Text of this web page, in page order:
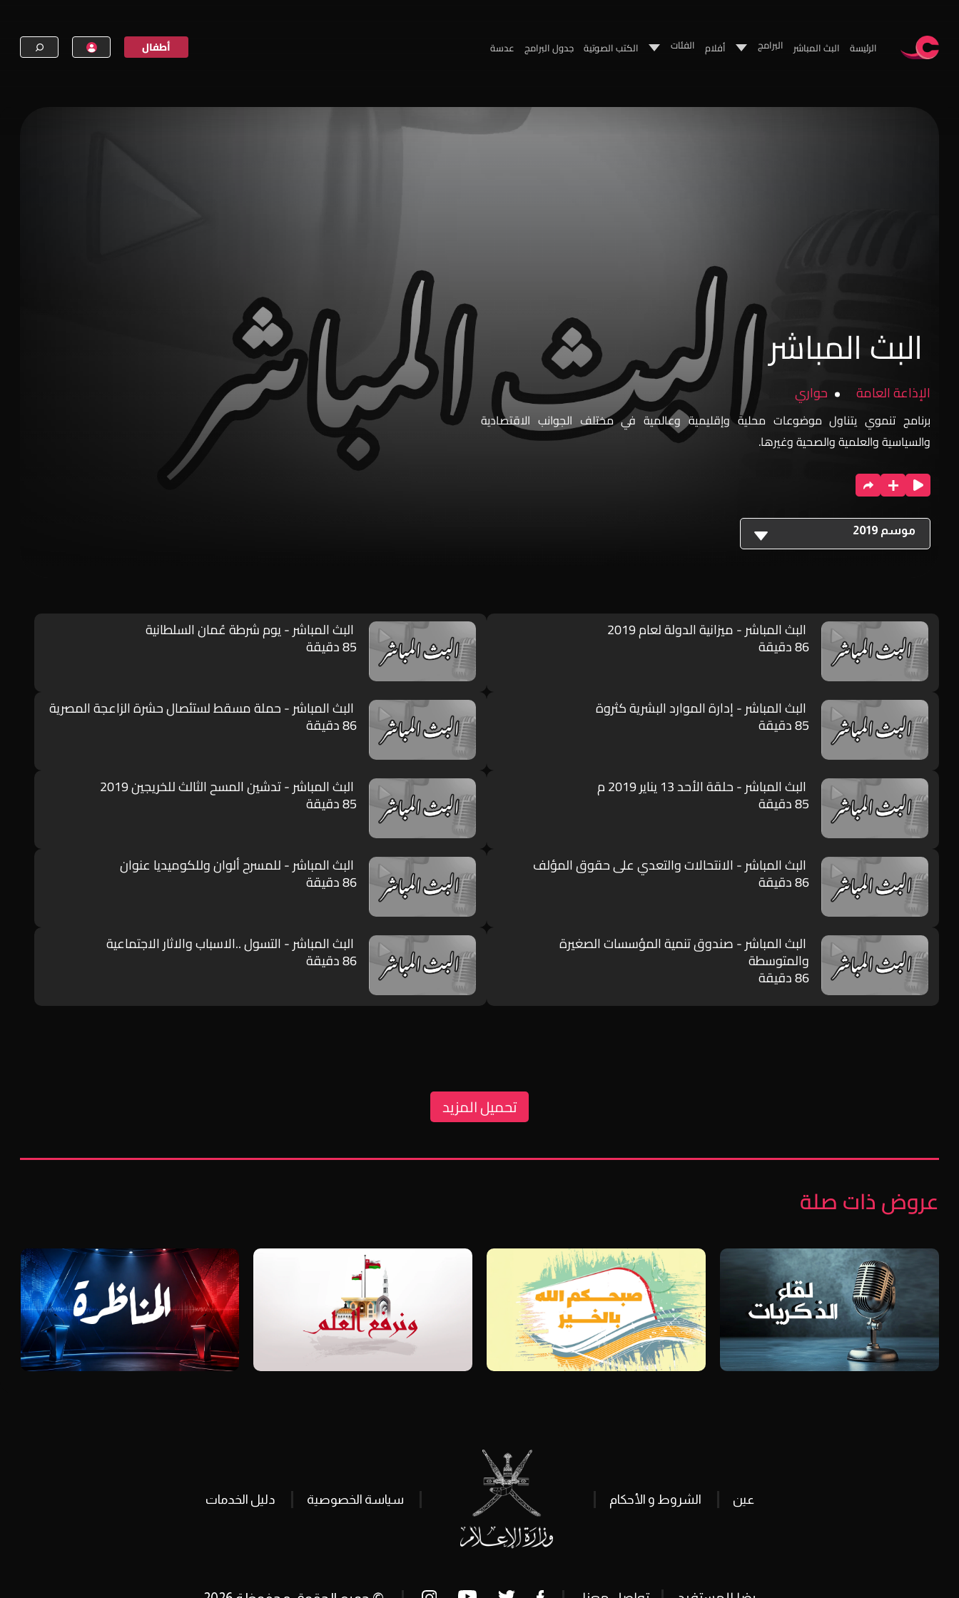
الرئيسة البث المباشر البرامج أفلام الفئات الكتب الصوتية جدول البرامج عدسة
أطفال
تسجيل الدخول
البث المباشر
الإذاعة العامة حواري
برنامج تنموي يتناول موضوعات محلية وإقليمية وعالمية في مختلف الجوانب الاقتصادية
والسياسية والعلمية والصحية وغيرها.
موسم 2019
البث المباشر - ميزانية الدولة لعام 2019
86 دقيقة
البث المباشر - يوم شرطة عُمان السلطانية
85 دقيقة
البث المباشر - إدارة الموارد البشرية كثروة
85 دقيقة
البث المباشر - حملة مسقط لستئصال حشرة الزاعجة المصرية
86 دقيقة
البث المباشر - حلقة الأحد 13 يناير 2019 م
85 دقيقة
البث المباشر - تدشين المسح الثالث للخريجين 2019
85 دقيقة
البث المباشر - الانتحالات والتعدي على حقوق المؤلف
86 دقيقة
البث المباشر - للمسرح ألوان وللكوميديا عنوان
86 دقيقة
البث المباشر - صندوق تنمية المؤسسات الصغيرة
والمتوسطة
86 دقيقة
البث المباشر - التسول ..الاسباب والاثار الاجتماعية
86 دقيقة
تحميل المزيد
عروض ذات صلة
عين الشروط و الأحكام سياسة الخصوصية دليل الخدمات